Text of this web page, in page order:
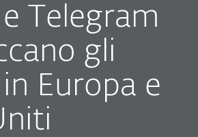
Telegram
gli
Europa e